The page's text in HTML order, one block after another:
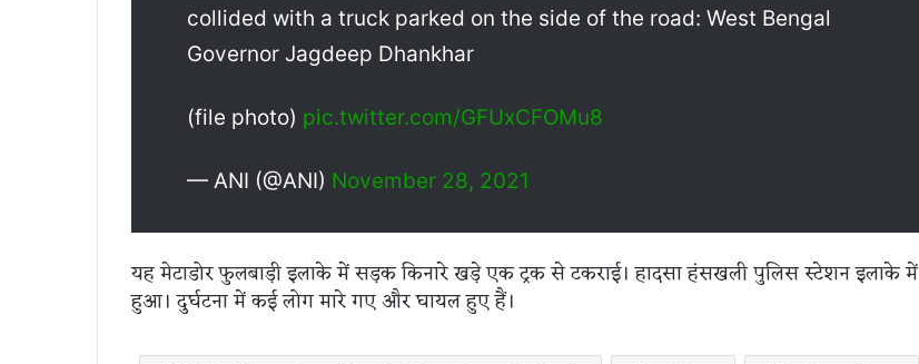
collided with a truck parked on the side of the road: West Bengal
Governor Jagdeep Dhankhar
(file photo) pic.twitter.com/GFUxCFOMu8
— ANI (@ANI) November 28, 2021
यह मेटाडोर फुलबाड़ी इलाके में सड़क किनारे खड़े एक ट्रक से टकराई। हादसा हंसखली पुलिस स्टेशन इलाके में
हुआ। दुर्घटना में कई लोग मारे गए और घायल हुए हैं।